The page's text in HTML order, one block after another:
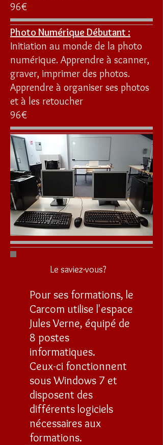
96€
Photo Numérique Débutant :
Initiation au monde de la photo
numérique. Apprendre à scanner,
graver, imprimer des photos.
Apprendre à organiser ses photos
et à les retoucher
96€
Le saviez-vous?
Pour ses formations, le
Carcom utilise l'espace
Jules Verne, équipé de
8 postes
informatiques.
Ceux-ci fonctionnent
sous Windows 7 et
disposent des
différents logiciels
nécessaires aux
formations.